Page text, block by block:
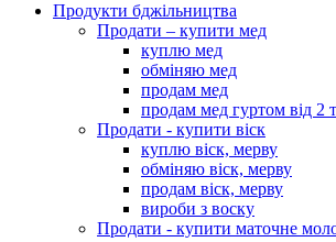
Продукти бджільництва
Продати – купити мед
куплю мед
обміняю мед
продам мед
продам мед гуртом від 2 т
Продати - купити віск
куплю віск, мерву
обміняю віск, мерву
продам віск, мерву
вироби з воску
Продати - купити маточне